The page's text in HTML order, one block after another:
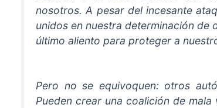
nosotros. A pesar del incesante
unidos en nuestra determinación de
último aliento para proteger a
Pero no se equivoquen: otros
Pueden crear una coalición de